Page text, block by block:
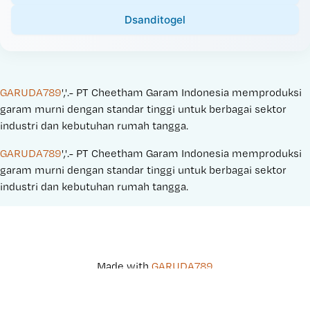
Dsanditogel
GARUDA789','.- PT Cheetham Garam Indonesia memproduksi
garam murni dengan standar tinggi untuk berbagai sektor
industri dan kebutuhan rumah tangga.
GARUDA789','.- PT Cheetham Garam Indonesia memproduksi
garam murni dengan standar tinggi untuk berbagai sektor
industri dan kebutuhan rumah tangga.
Made with GARUDA789